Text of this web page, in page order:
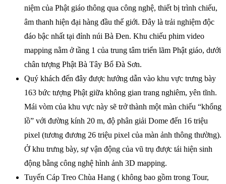
niệm của Phật giáo thông qua công nghệ, thiết bị trình chiếu,
âm thanh hiện đại hàng đầu thế giới. Đây là trải nghiệm độc
đáo bậc nhất tại đỉnh núi Bà Đen. Khu chiếu phim video
mapping nằm ở tầng 1 của trung tâm triển lãm Phật giáo, dưới
chân tượng Phật Bà Tây Bổ Đà Sơn.
Quý khách đến đây được hướng dẫn vào khu vực trưng bày
163 bức tượng Phật giữa không gian trang nghiêm, yên tĩnh.
Mái vòm của khu vực này sẽ trở thành một màn chiếu “khổng
lồ” với đường kính 20 m, độ phân giải Dome đến 16 triệu
pixel (tương đương 26 triệu pixel của màn ảnh thông thường).
Ở khu trưng bày, sự vận động của vũ trụ được tái hiện sinh
động bằng công nghệ hình ảnh 3D mapping.
Tuyến Cáp Treo Chùa Hang ( không bao gồm trong Tour,